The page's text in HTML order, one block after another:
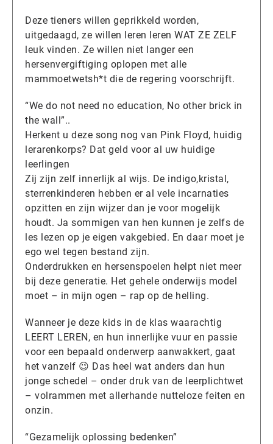
Deze tieners willen geprikkeld worden,
uitgedaagd, ze willen leren leren WAT ZE ZELF
leuk vinden. Ze willen niet langer een
hersenvergiftiging oplopen met alle
mammoetwetsh*t die de regering voorschrijft.
“We do not need no education, No other brick in
the wall”..
Herkent u deze song nog van Pink Floyd, huidig
lerarenkorps? Dat geld voor al uw huidige
leerlingen
Zij zijn zelf innerlijk al wijs. De indigo,kristal,
sterrenkinderen hebben er al vele incarnaties
opzitten en zijn wijzer dan je voor mogelijk
houdt. Ja sommigen van hen kunnen je zelfs de
les lezen op je eigen vakgebied. En daar moet je
ego wel tegen bestand zijn.
Onderdrukken en hersenspoelen helpt niet meer
bij deze generatie. Het gehele onderwijs model
moet – in mijn ogen – rap op de helling.
Wanneer je deze kids in de klas waarachtig
LEERT LEREN, en hun innerlijke vuur en passie
voor een bepaald onderwerp aanwakkert, gaat
het vanzelf 😉 Das heel wat anders dan hun
jonge schedel – onder druk van de leerplichtwet
– volrammen met allerhande nutteloze feiten en
onzin.
“Gezamelijk oplossing bedenken”